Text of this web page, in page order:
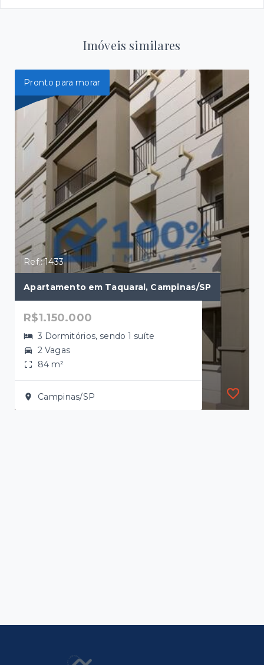
Imóveis similares
Pronto para morar
Ref.: 1433
Apartamento em Taquaral, Campinas/SP
R$1.150.000
3 Dormitórios, sendo 1 suíte
2 Vagas
84 m²
Campinas/SP